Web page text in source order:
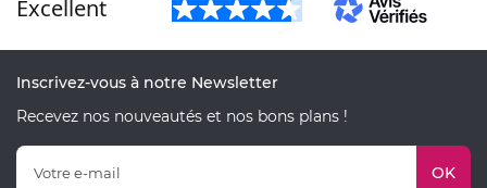
Excellent
Inscrivez-vous à notre Newsletter
Recevez nos nouveautés et nos bons plans !
OK